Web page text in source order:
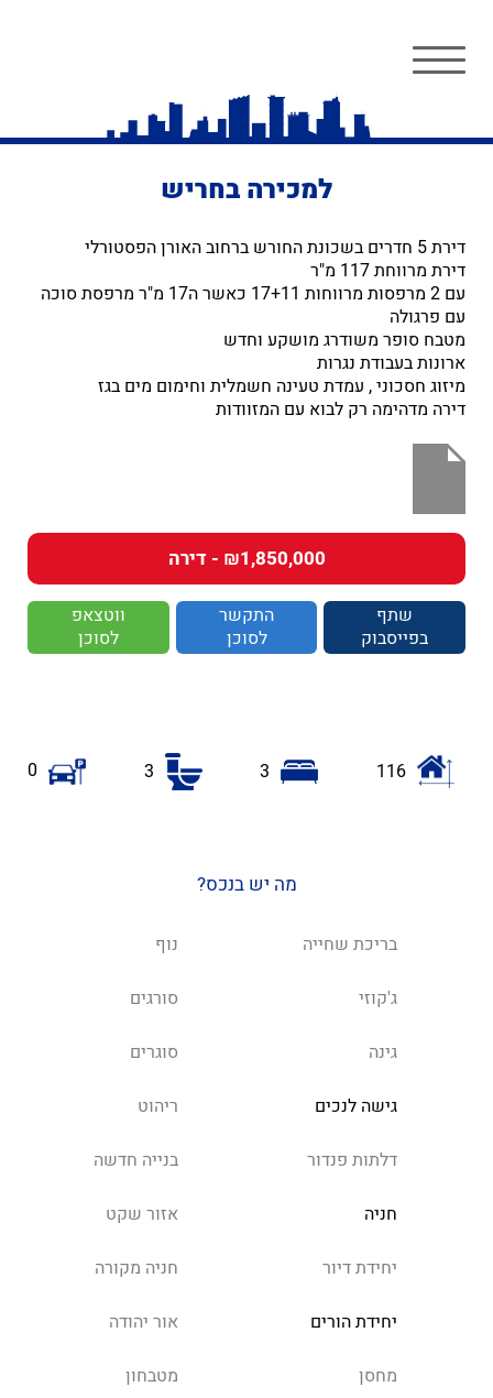
למכירה בחריש
דירת 5 חדרים בשכונת החורש ברחוב האורן הפסטורלי
דירת מרווחת 117 מ"ר
עם 2 מרפסות מרווחות 17+11 כאשר ה17 מ"ר מרפסת סוכה
עם פרגולה
מטבח סופר משודרג מושקע וחדש
ארונות בעבודת נגרות
מיזוג חסכוני , עמדת טעינה חשמלית וחימום מים בגז
דירה מדהימה רק לבוא עם המזוודות
₪1,850,000 - דירה
שתף
בפייסבוק
התקשר
לסוכן
ווטצאפ
לסוכן
116
3
3
0
מה יש בנכס?
בריכת שחייה נוף
ג'קוזי סורגים
גינה סוגרים
גישה לנכים ריהוט
דלתות פנדור בנייה חדשה
חניה אזור שקט
יחידת דיור חניה מקורה
יחידת הורים אור יהודה
מחסן מטבחון